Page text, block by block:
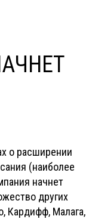
о расширении
(наиболее
начнет
других
Кардифф, Малага,